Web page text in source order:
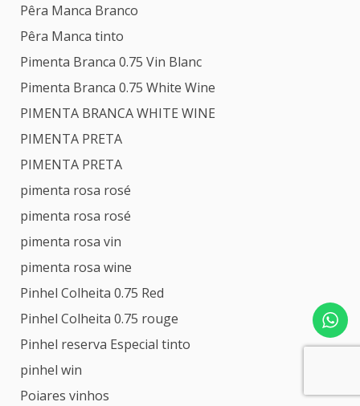
Pêra Manca Branco
Pêra Manca tinto
Pimenta Branca 0.75 Vin Blanc
Pimenta Branca 0.75 White Wine
PIMENTA BRANCA WHITE WINE
PIMENTA PRETA
PIMENTA PRETA
pimenta rosa rosé
pimenta rosa rosé
pimenta rosa vin
pimenta rosa wine
Pinhel Colheita 0.75 Red
Pinhel Colheita 0.75 rouge
Pinhel reserva Especial tinto
pinhel win
Poiares vinhos